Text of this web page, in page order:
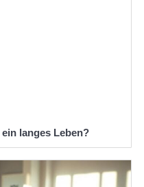
langes Leben?